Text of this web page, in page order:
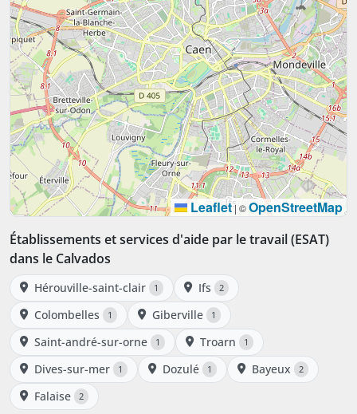
Leaflet| ©OpenStreetMap
Établissements et services d'aide par le travail (ESAT)
dans le Calvados
Hérouville-saint-clair 1 Ifs 2
Colombelles 1 Giberville 1
Saint-andré-sur-orne 1 Troarn 1
Dives-sur-mer 1 Dozulé 1 Bayeux 2
Falaise 2